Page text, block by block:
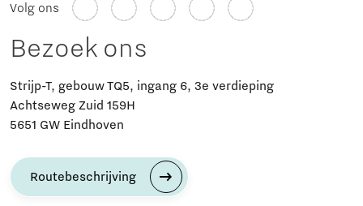
Volg ons
Bezoek ons
Strijp-T, gebouw TQ5, ingang 6, 3e verdieping
Achtseweg Zuid 159H
5651 GW Eindhoven
Routebeschrijving